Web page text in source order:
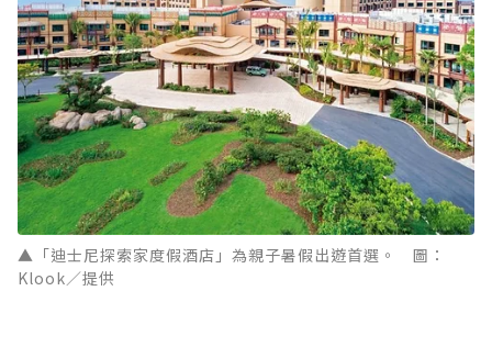
▲「迪士尼探索家度假酒店」為親子暑假出遊首選。 圖：
Klook／提供